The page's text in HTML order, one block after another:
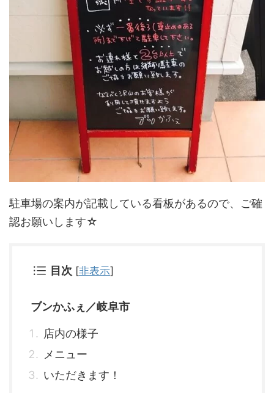
駐車場の案内が記載している看板があるので、ご確
認お願いします☆
目次 [非表示]
ブンかふぇ／岐阜市
店内の様子
メニュー
いただきます！